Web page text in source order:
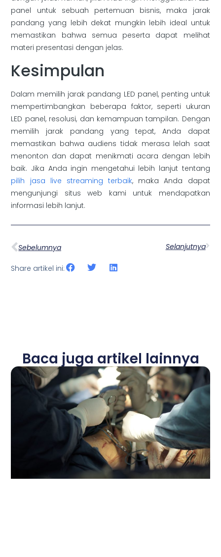
panel untuk sebuah pertemuan bisnis, maka jarak
pandang yang lebih dekat mungkin lebih ideal untuk
memastikan bahwa semua peserta dapat melihat
materi presentasi dengan jelas.
Kesimpulan
Dalam memilih jarak pandang LED panel, penting untuk
mempertimbangkan beberapa faktor, seperti ukuran
LED panel, resolusi, dan kemampuan tampilan. Dengan
memilih jarak pandang yang tepat, Anda dapat
memastikan bahwa audiens tidak merasa lelah saat
menonton dan dapat menikmati acara dengan lebih
baik. Jika Anda ingin mengetahui lebih lanjut tentang
pilih jasa live streaming terbaik, maka Anda dapat
mengunjungi situs web kami untuk mendapatkan
informasi lebih lanjut.
Sebelumnya Selanjutnya
Share artikel ini:
Baca juga artikel lainnya